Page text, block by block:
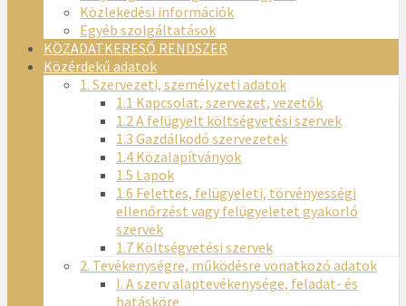
Közlekedési információk
Egyéb szolgáltatások
KÖZADATKERESŐ RENDSZER
Közérdekű adatok
1. Szervezeti, személyzeti adatok
1.1 Kapcsolat, szervezet, vezetők
1.2 A felügyelt költségvetési szervek
1.3 Gazdálkodó szervezetek
1.4 Közalapítványok
1.5 Lapok
1.6 Felettes, felügyeleti, törvényességi
ellenőrzést vagy felügyeletet gyakorló
szervek
1.7 Költségvetési szervek
2. Tevékenységre, működésre vonatkozó adatok
I. A szerv alaptevékenysége, feladat- és
hatásköre